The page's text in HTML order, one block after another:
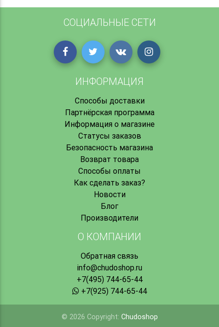
СОЦИАЛЬНЫЕ СЕТИ
ИНФОРМАЦИЯ
Способы доставки
Партнёрская программа
Информация о магазине
Статусы заказов
Безопасность магазина
Возврат товара
Способы оплаты
Как сделать заказ?
Новости
Блог
Производители
О КОМПАНИИ
Обратная связь
info@chudoshop.ru
+7(495) 744-65-44
+7(925) 744-65-44
© 2026 Copyright: Chudoshop